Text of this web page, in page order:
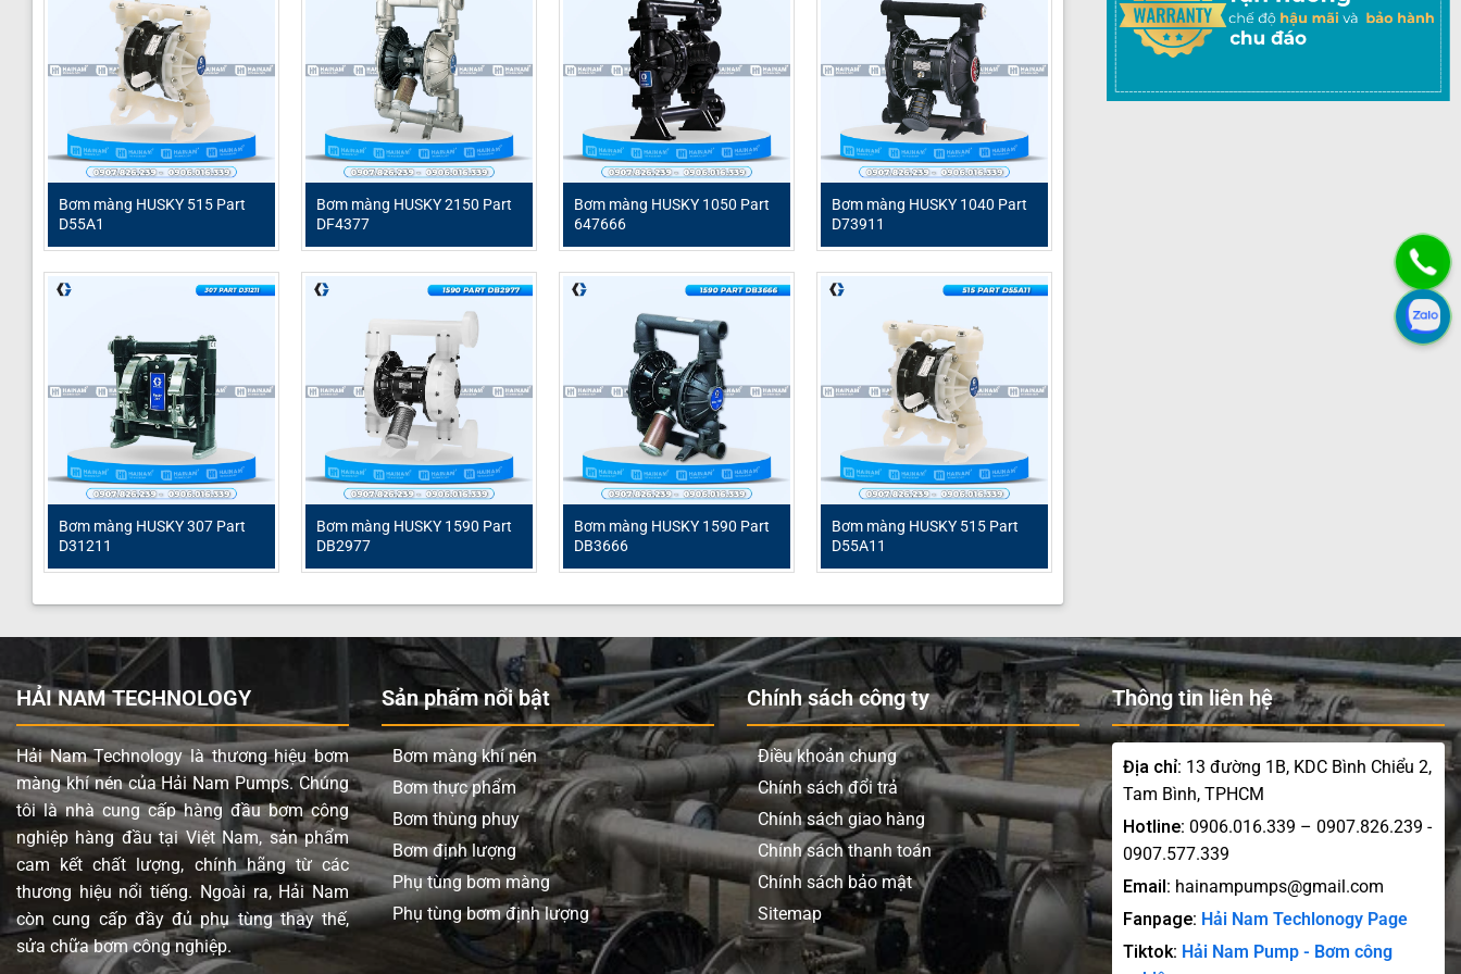
Hiện tại, Hải Nam đang phân phối model bơm màng HUSKY 716 Part D54388 tại Việt Nam. Sản phẩm cam kết chính hãng, bảo
hàng 12 tháng và hỗ trợ tư vấn lắp đặt tận nơi. Vui lòng liên hệ với chúng tôi theo thông tin bên dưới để được tư vấn chi tiết:
Địa chỉ:13 đường 1B, KDC Bình Chiểu 2, Tam Bình, TPHCM
Hotline:0908.095.139 – 0907.826.239
Email:hainampumps@gmail.com
Fanpage:Hải Nam Techlonogy Page
Youtube:Hải Nam Technology Youtube
Máy bơm màng Bơm màng Husky Phụ tùng bơm màng
Bơm màng HUSKY 515 Part
D55A1
Bơm màng HUSKY 2150 Part
DF4377
Bơm màng HUSKY 1050 Part
647666
Bơm màng HUSKY 1040 Part
D73911
Bơm màng HUSKY 307 Part
D31211
Bơm màng HUSKY 1590 Part
DB2977
Bơm màng HUSKY 1590 Part
DB3666
Bơm màng HUSKY 515 Part
D55A11
HẢI NAM TECHNOLOGY
Hải Nam Technology là thương hiệu bơm
màng khí nén của Hải Nam Pumps. Chúng
tôi là nhà cung cấp hàng đầu bơm công
nghiệp hàng đầu tại Việt Nam, sản phẩm
cam kết chất lượng, chính hãng từ các
thương hiệu nổi tiếng. Ngoài ra, Hải Nam
còn cung cấp đầy đủ phụ tùng thay thế,
sửa chữa bơm công nghiệp.
Sản phẩm nổi bật
Bơm màng khí nén
Bơm thực phẩm
Bơm thùng phuy
Bơm định lượng
Phụ tùng bơm màng
Phụ tùng bơm định lượng
Chính sách công ty
Điều khoản chung
Chính sách đổi trả
Chính sách giao hàng
Chính sách thanh toán
Chính sách bảo mật
Sitemap
Thông tin liên hệ
Địa chỉ: 13 đường 1B, KDC Bình Chiểu 2,
Tam Bình, TPHCM
Hotline: 0906.016.339 – 0907.826.239 -
0907.577.339
Email: hainampumps@gmail.com
Fanpage: Hải Nam Techlonogy Page
Tiktok: Hải Nam Pump - Bơm công